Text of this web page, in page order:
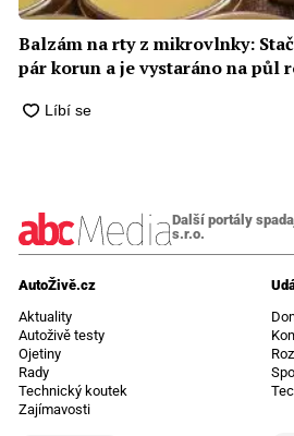
Balzám na rty z mikrovlnky:
pár korun a je vystaráno na půl
Další portály
s.r.o.
AutoŽivě.cz
Aktuality
Autoživě testy
Ojetiny
Rady
Technický koutek
Zajímavosti